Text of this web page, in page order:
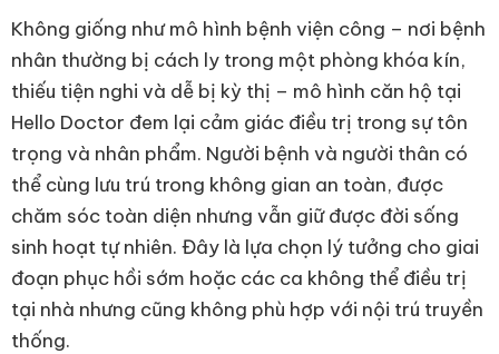
Không giống như mô hình bệnh viện công – nơi bệnh
nhân thường bị cách ly trong một phòng khóa kín,
thiếu tiện nghi và dễ bị kỳ thị – mô hình căn hộ tại
Hello Doctor đem lại cảm giác điều trị trong sự tôn
trọng và nhân phẩm. Người bệnh và người thân có
thể cùng lưu trú trong không gian an toàn, được
chăm sóc toàn diện nhưng vẫn giữ được đời sống
sinh hoạt tự nhiên. Đây là lựa chọn lý tưởng cho giai
đoạn phục hồi sớm hoặc các ca không thể điều trị
tại nhà nhưng cũng không phù hợp với nội trú truyền
thống.